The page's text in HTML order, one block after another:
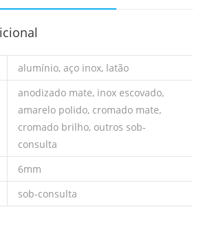
alumínio, aço inox, latão
anodizado mate, inox escovado,
amarelo polido, cromado mate,
cromado brilho, outros sob-
consulta
6mm
sob-consulta